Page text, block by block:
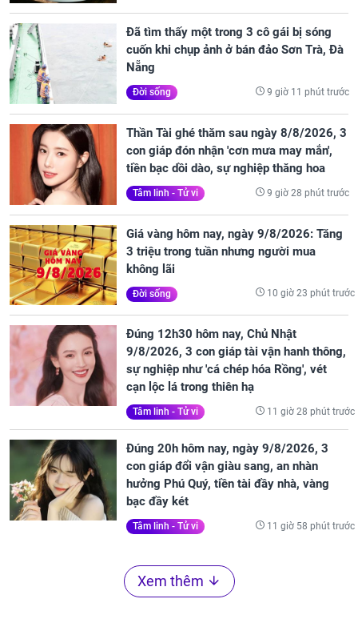
Đã tìm thấy một trong 3 cô gái bị sóng
cuốn khi chụp ảnh ở bán đảo Sơn Trà, Đà
Nẵng
Đời sống 9 giờ 11 phút trước
Thần Tài ghé thăm sau ngày 8/8/2026, 3
con giáp đón nhận 'cơn mưa may mắn',
tiền bạc dồi dào, sự nghiệp thăng hoa
Tâm linh - Tử vi 9 giờ 28 phút trước
Giá vàng hôm nay, ngày 9/8/2026: Tăng
3 triệu trong tuần nhưng người mua
không lãi
Đời sống 10 giờ 23 phút trước
Đúng 12h30 hôm nay, Chủ Nhật
9/8/2026, 3 con giáp tài vận hanh thông,
sự nghiệp như 'cá chép hóa Rồng', vét
cạn lộc lá trong thiên hạ
Tâm linh - Tử vi 11 giờ 28 phút trước
Đúng 20h hôm nay, ngày 9/8/2026, 3
con giáp đổi vận giàu sang, an nhàn
hưởng Phú Quý, tiền tài đầy nhà, vàng
bạc đầy két
Tâm linh - Tử vi 11 giờ 58 phút trước
Xem thêm